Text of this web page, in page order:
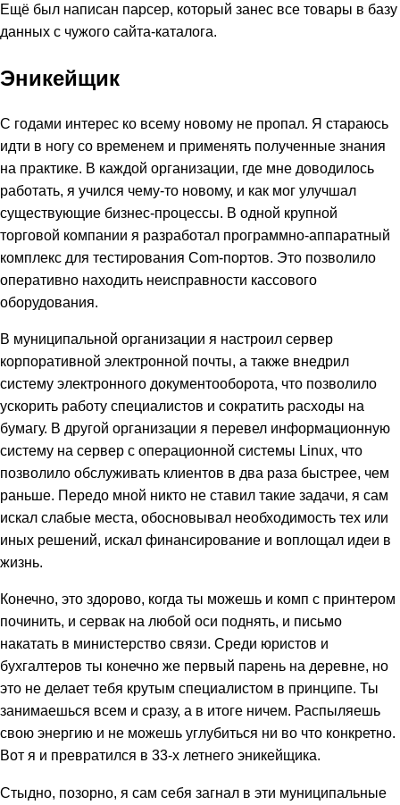
Ещё был написан парсер, который занес все товары в базу
данных с чужого сайта-каталога.
Эникейщик
С годами интерес ко всему новому не пропал. Я стараюсь
идти в ногу со временем и применять полученные знания
на практике. В каждой организации, где мне доводилось
работать, я учился чему-то новому, и как мог улучшал
существующие бизнес-процессы. В одной крупной
торговой компании я разработал программно-аппаратный
комплекс для тестирования Com-портов. Это позволило
оперативно находить неисправности кассового
оборудования.
В муниципальной организации я настроил сервер
корпоративной электронной почты, а также внедрил
систему электронного документооборота, что позволило
ускорить работу специалистов и сократить расходы на
бумагу. В другой организации я перевел информационную
систему на сервер с операционной системы Linux, что
позволило обслуживать клиентов в два раза быстрее, чем
раньше. Передо мной никто не ставил такие задачи, я сам
искал слабые места, обосновывал необходимость тех или
иных решений, искал финансирование и воплощал идеи в
жизнь.
Конечно, это здорово, когда ты можешь и комп с принтером
починить, и сервак на любой оси поднять, и письмо
накатать в министерство связи. Среди юристов и
бухгалтеров ты конечно же первый парень на деревне, но
это не делает тебя крутым специалистом в принципе. Ты
занимаешься всем и сразу, а в итоге ничем. Распыляешь
свою энергию и не можешь углубиться ни во что конкретно.
Вот я и превратился в 33-х летнего эникейщика.
Стыдно, позорно, я сам себя загнал в эти муниципальные